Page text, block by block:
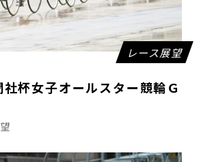
レース展望
杯女子オールスター競輪Ｇ